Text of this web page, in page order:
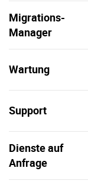
Migrations-
Manager
Wartung
Support
Dienste auf
Anfrage